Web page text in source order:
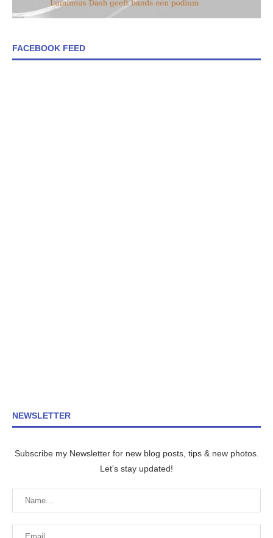
FACEBOOK FEED
NEWSLETTER
Subscribe my Newsletter for new blog posts, tips & new photos.
Let's stay updated!